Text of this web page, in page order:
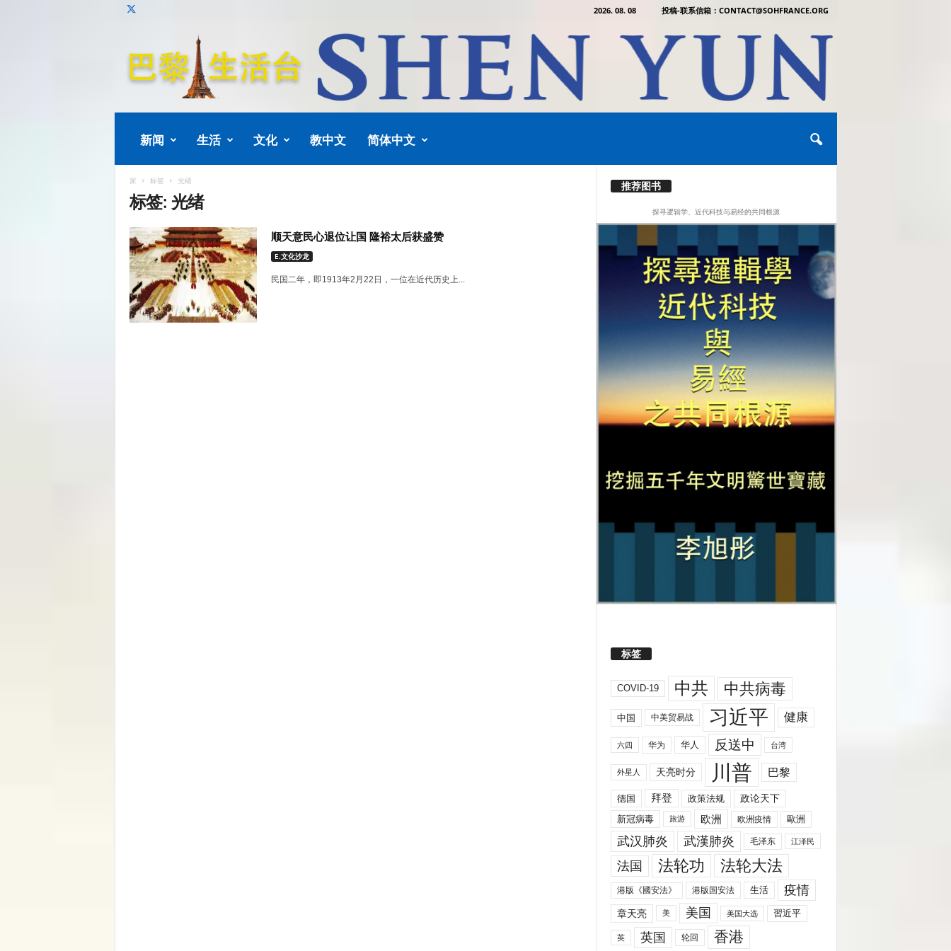
2026. 08. 08 投稿-联系信箱：CONTACT@SOHFRANCE.ORG
新闻 生活 文化 教中文 简体中文
家 标签 光绪
标签: 光绪
顺天意民心退位让国 隆裕太后获盛赞
E.文化沙龙
民国二年，即1913年2月22日，一位在近代历史上...
推荐图书
探寻逻辑学、近代科技与易经的共同根源
标签
COVID-19 中共 中共病毒
中国 中美贸易战 习近平 健康
六四 华为 华人 反送中 台湾
外星人 天亮时分 川普 巴黎
德国 拜登 政策法规
政论天下
新冠病毒
旅游 欧洲 欧洲疫情 歐洲
武汉肺炎 武漢肺炎 毛泽东 江泽民
法国 法轮功 法轮大法
港版《國安法》 港版国安法 生活 疫情
章天亮 美 美国 美国大选 習近平
英 英国 轮回 香港